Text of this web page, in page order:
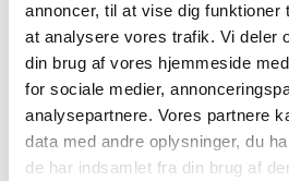
annoncer, til at vise dig funktioner
at analysere vores trafik. Vi deler
din brug af vores hjemmeside
for sociale medier,
analysepartnere. Vores partnere
data med andre oplysninger, du
de har indsamlet fra din brug af
Husblassen udblødes 5 min
Blåbærpure, citronsaft,
æggeblommer kommes i
op til 82 grader, imens der
hele tiden.
Herefter tages det af